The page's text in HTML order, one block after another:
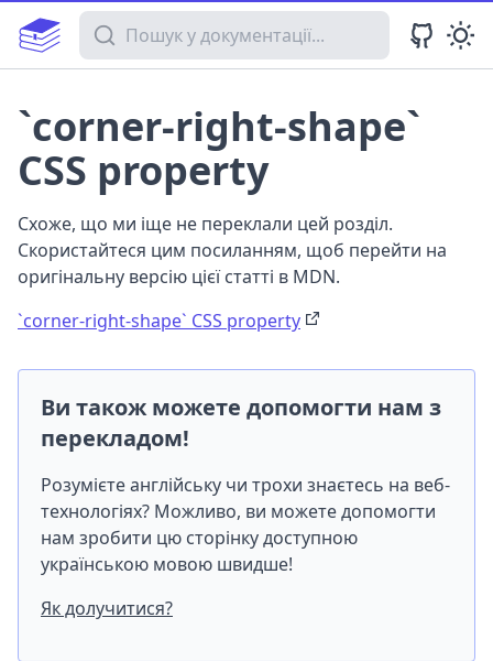
Пошук у документації
`corner-right-shape`
CSS property
Схоже, що ми іще не переклали цей розділ.
Скористайтеся цим посиланням, щоб перейти на
оригінальну версію цієї статті в MDN.
`corner-right-shape` CSS property
Ви також можете допомогти нам з
перекладом!
Розумієте англійську чи трохи знаєтесь на веб-
технологіях? Можливо, ви можете допомогти
нам зробити цю сторінку доступною
українською мовою швидше!
Як долучитися?